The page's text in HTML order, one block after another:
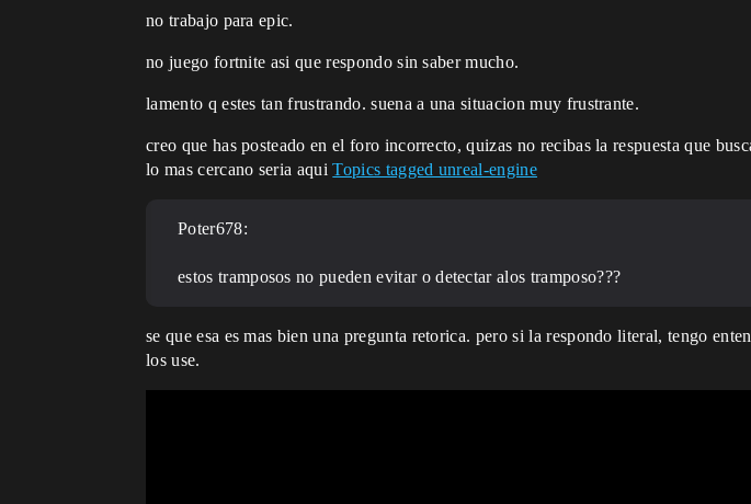
no trabajo para epic.
no juego fortnite asi que respondo sin saber mucho.
lamento q estes tan frustrando. suena a una situacion muy frustrante.
creo que has posteado en el foro incorrecto, quizas no recibas la respuesta que
lo mas cercano seria aquiTopics tagged unreal-engine
Poter678:
estos tramposos no pueden evitar o detectar alos tramposo???
se que esa es mas bien una pregunta retorica. pero si la respondo literal, tengo
los use.